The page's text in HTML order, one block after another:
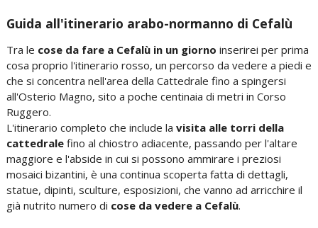
Guida all'itinerario arabo-normanno di Cefalù
Tra le cose da fare a Cefalù in un giorno inserirei per prima
cosa proprio l'itinerario rosso, un percorso da vedere a piedi e
che si concentra nell'area della Cattedrale fino a spingersi
all'Osterio Magno, sito a poche centinaia di metri in Corso
Ruggero.
L'itinerario completo che include la visita alle torri della
cattedralefino al chiostro adiacente, passando per l'altare
maggiore e l'abside in cui si possono ammirare i preziosi
mosaici bizantini, è una continua scoperta fatta di dettagli,
statue, dipinti, sculture, esposizioni, che vanno ad arricchire il
già nutrito numero di cose da vedere a Cefalù.